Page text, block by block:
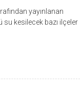
yayınlanan
kesilecek bazı ilçeler